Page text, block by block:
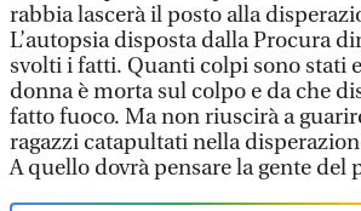
rabbia lascerà il posto alla
L’autopsia disposta dalla Procura
svolti i fatti. Quanti colpi sono stati
donna è morta sul colpo e da che
fatto fuoco. Ma non riuscirà a
ragazzi catapultati nella
A quello dovrà pensare la gente del